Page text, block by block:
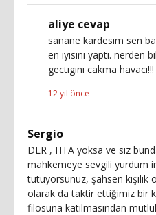
aliye cevap
sanane kardesım sen
en ıyısını yaptı. nerden
gectıgını cakma havacı!!!
12 yıl önce
Sergio
DLR , HTA yoksa ve siz
mahkemeye sevgili yurdum
tutuyorsunuz, şahsen kişilik
olarak da taktir ettiğimiz bir
filosuna katılmasından